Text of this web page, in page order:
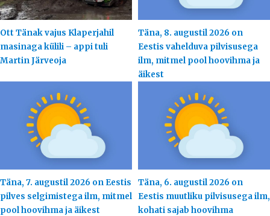
Ott Tänak vajus Klaperjahil
masinaga külili – appi tuli
Martin Järveoja
Täna, 8. augustil 2026 on
Eestis vahelduva pilvisusega
ilm, mitmel pool hoovihma ja
äikest
Täna, 7. augustil 2026 on Eestis
pilves selgimistega ilm, mitmel
pool hoovihma ja äikest
Täna, 6. augustil 2026 on
Eestis muutliku pilvisusega ilm,
kohati sajab hoovihma